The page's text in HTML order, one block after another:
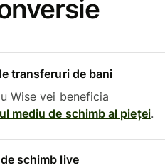
transferuri de bani
Wise vei beneficia
mediu de schimb al pieței.
schimb live